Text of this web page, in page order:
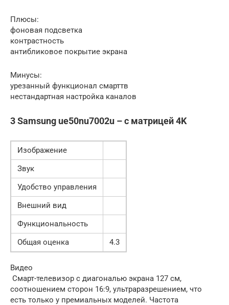
Плюсы:
фоновая подсветка
контрастность
антибликовое покрытие экрана
Минусы:
урезанный функционал смарттв
нестандартная настройка каналов
3 Samsung ue50nu7002u – с матрицей 4K
Изображение
Звук
Удобство управления
Внешний вид
Функциональность
Общая оценка
4.3
Видео
Смарт-телевизор с диагональю экрана 127 см,
соотношением сторон 16:9, ультраразрешением, что
есть только у премиальных моделей. Частота